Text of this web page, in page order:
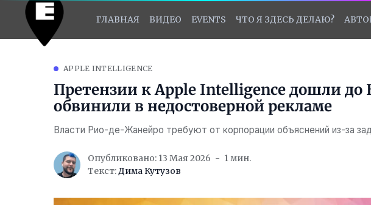
ГЛАВНАЯ ВИДЕО EVENTS ЧТО Я ЗДЕСЬ ДЕЛАЮ?
APPLE INTELLIGENCE
Претензии к Apple Intelligence дошли
обвинили в недостоверной рекламе
Власти Рио-де-Жанейро требуют от корпорации объяснений из-за
Опубликовано: 13 Мая 2026
1 мин.
Текст:Дима Кутузов